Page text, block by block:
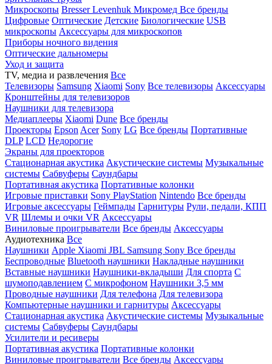
Микроскопы BresserLevenhuk Микромед Все бренды
Цифровые Оптические Детские Биологические USB
микроскопы Аксессуары для микроскопов
Приборы ночного видения
Оптические дальномеры
Уход и защита
TV, медиа и развлечения Все
Телевизоры Samsung Xiaomi Sony Все телевизоры Аксессуары
Кронштейны для телевизоров
Наушники для телевизора
Медиаплееры Xiaomi Dune Все бренды
Проекторы Epson Acer Sony LG Все бренды Портативные
DLP LCD Недорогие
Экраны для проекторов
Стационарная акустика Акустические системы Музыкальные
системы Сабвуферы Саундбары
Портативная акустика Портативные колонки
Игровые приставки Sony PlayStation Nintendo Все бренды
Игровые аксессуары Геймпады Гарнитуры Рули, педали, КПП
VR Шлемы и очки VR Аксессуары
Виниловые проигрыватели Все бренды Аксессуары
Аудиотехника Все
Наушники Apple Xiaomi JBL Samsung Sony Все бренды
Беспроводные Bluetooth наушники Накладные наушники
Вставные наушники Наушники-вкладыши Для спорта С
шумоподавлением С микрофоном Наушники 3,5 мм
Проводные наушники Для телефона Для телевизора
Компьютерные наушники и гарнитуры Аксессуары
Стационарная акустика Акустические системы Музыкальные
системы Сабвуферы Саундбары
Усилители и ресиверы
Портативная акустика Портативные колонки
Виниловые проигрыватели Все бренды Аксессуары